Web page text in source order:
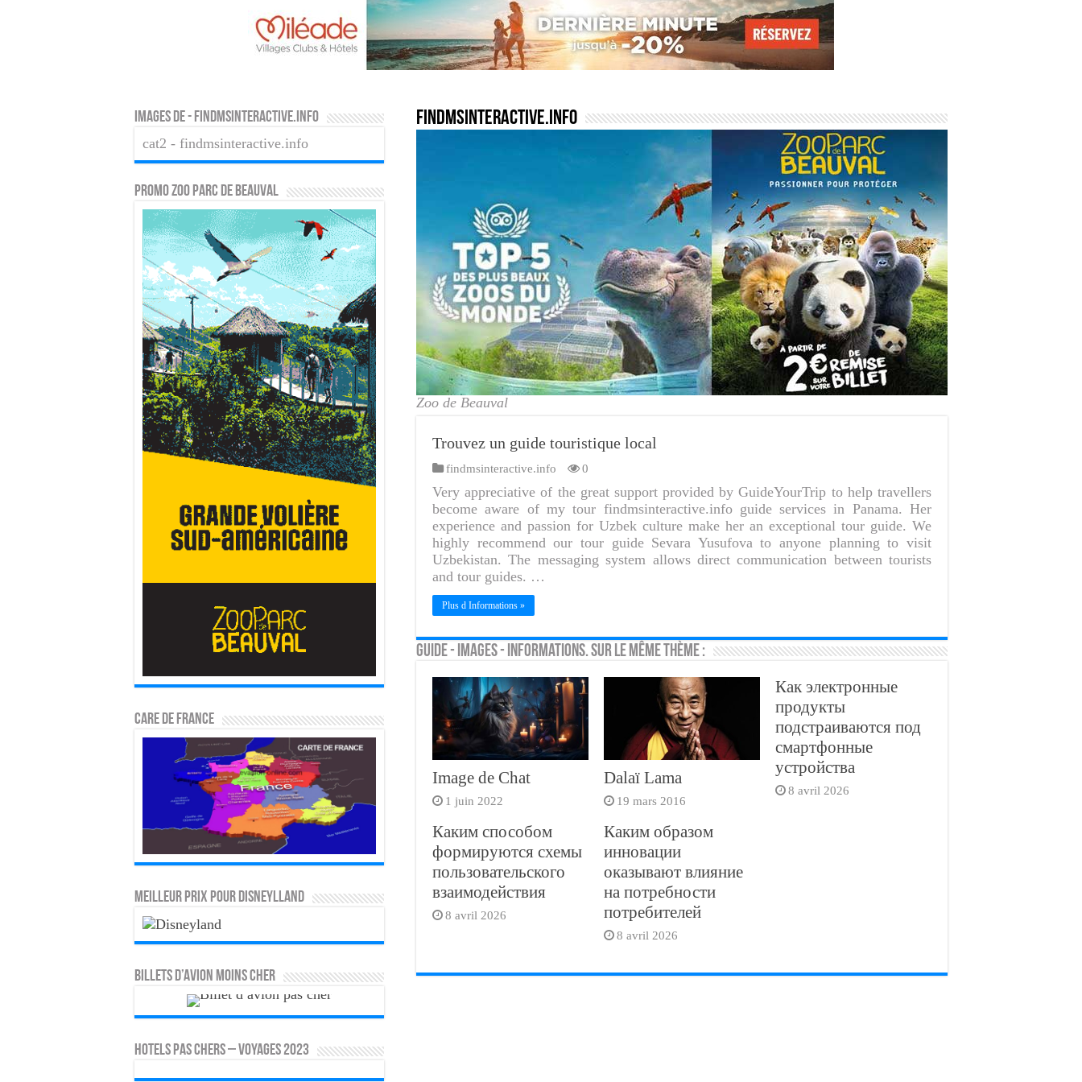
findmsinteractive.info
Zoo de Beauval
Trouvez un guide touristique local
findmsinteractive.info 0
Very appreciative of the great support provided by GuideYourTrip to help travellers
become aware of my tour findmsinteractive.info guide services in Panama. Her
experience and passion for Uzbek culture make her an exceptional tour guide. We
highly recommend our tour guide Sevara Yusufova to anyone planning to visit
Uzbekistan. The messaging system allows direct communication between tourists
and tour guides. …
Plus d Informations »
Guide - Images - Informations. Sur le même thème :
Image de Chat
1 juin 2022
Dalaï Lama
19 mars 2016
Как электронные
продукты
подстраиваются под
смартфонные
устройства
8 avril 2026
Каким способом
формируются схемы
пользовательского
взаимодействия
8 avril 2026
Каким образом
инновации
оказывают влияние
на потребности
потребителей
8 avril 2026
Images de - findmsinteractive.info
cat2 - findmsinteractive.info
PROMO ZOO PARC DE BEAUVAL
CARE DE FRANCE
MEILLEUR PRIX POUR DISNEYLLAND
Billets d’avion moins cher
HOTELS PAS CHERS – VOYAGES 2023